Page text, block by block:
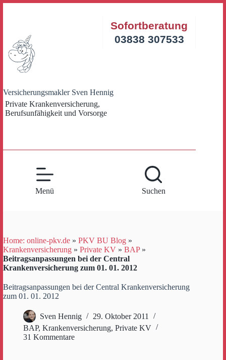
Versicherungsmakler Sven Hennig
Private Krankenversicherung,
Berufsunfähigkeit und Vorsorge
Sofortberatung
03838 307533
Menü Suchen
Home: online-pkv.de » PKV BU Blog »
Krankenversicherung » Private KV » BAP»
Beitragsanpassungen bei der Central
Krankenversicherung zum 01. 01. 2012
Beitragsanpassungen bei der Central Krankenversicherung
zum 01. 01. 2012
Sven Hennig
29. Oktober 2011
BAP, Krankenversicherung, Private KV
31 Kommentare